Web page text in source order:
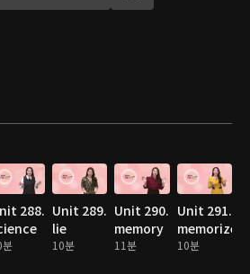
288. Unit 289.
lie
10분
Unit 290.
memory
11분
Unit 291.
memorize
10분